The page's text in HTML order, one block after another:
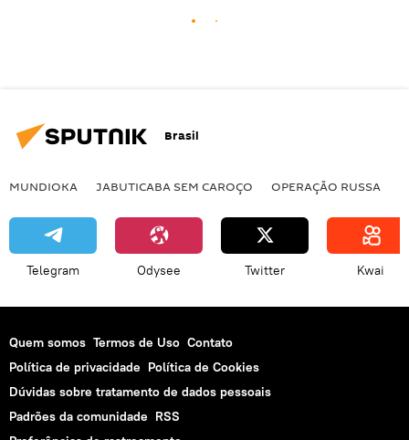
Brasil
MUNDIOKA JABUTICABA SEM CAROÇO OPERAÇÃO RUSSA
Telegram Odysee Twitter Kwai
Quem somos Termos de Uso Contato
Política de privacidade Política de Cookies
Dúvidas sobre tratamento de dados pessoais
Padrões da comunidade RSS